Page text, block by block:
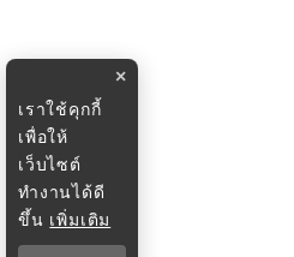
×
เราใช้คุกกี้
เพื่อให้
เว็บไซต์
ทำงานได้ดี
ขึ้น เพิ่มเติม